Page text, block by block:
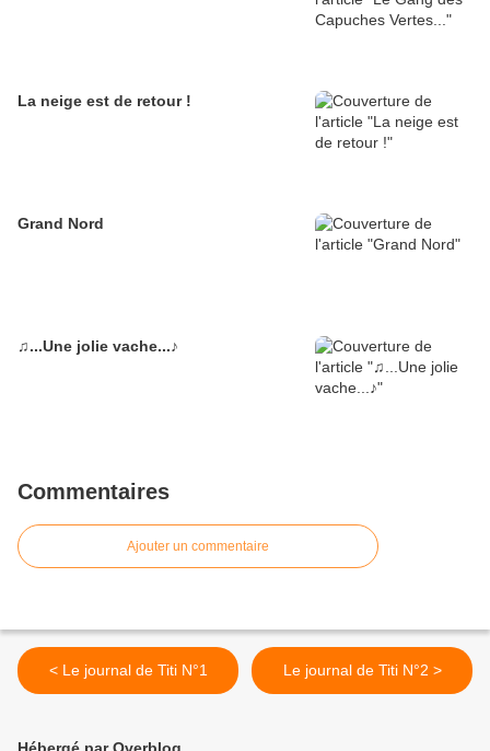
La neige est de retour !
Grand Nord
♫...Une jolie vache...♪
Commentaires
Ajouter un commentaire
< Le journal de Titi N°1 Le journal de Titi N°2 >